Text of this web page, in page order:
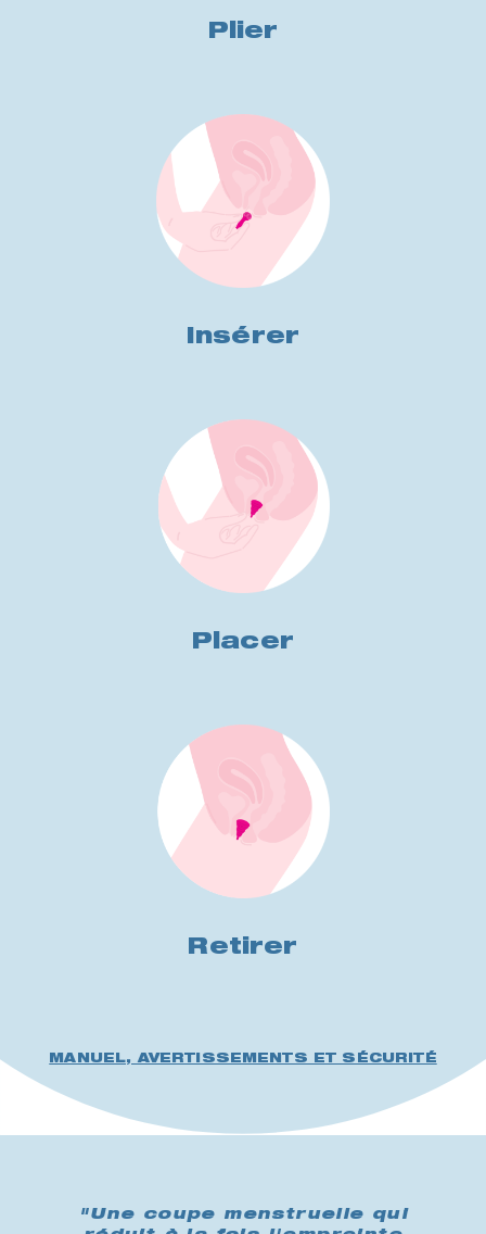
Plier
Insérer
Placer
Retirer
MANUEL, AVERTISSEMENTS ET SÉCURITÉ
"Une coupe menstruelle qui